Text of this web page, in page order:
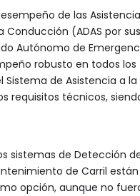
de las
Conducción (ADAS por
Autónomo de
robusto en todos los
Sistema de Asistencia a
requisitos técnicos,
sistemas de Detección
de Carril están
opción, aunque no